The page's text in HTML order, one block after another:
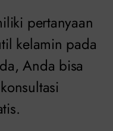
pertanyaan
kelamin pada
Anda bisa